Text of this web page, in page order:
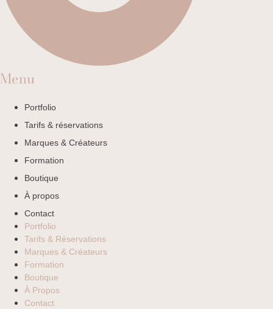
Menu
Portfolio
Tarifs & réservations
Marques & Créateurs
Formation
Boutique
À propos
Contact
Portfolio
Tarifs & Réservations
Marques & Créateurs
Formation
Boutique
À Propos
Contact